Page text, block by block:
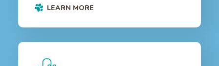
LEARN MORE